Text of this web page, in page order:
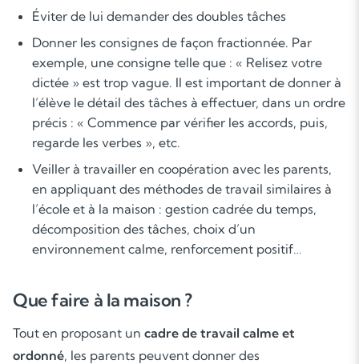
Éviter de lui demander des doubles tâches
Donner les consignes de façon fractionnée. Par
exemple, une consigne telle que : « Relisez votre
dictée » est trop vague. Il est important de donner à
l’élève le détail des tâches à effectuer, dans un ordre
précis : « Commence par vérifier les accords, puis,
regarde les verbes », etc.
Veiller à travailler en coopération avec les parents,
en appliquant des méthodes de travail similaires à
l’école et à la maison : gestion cadrée du temps,
décomposition des tâches, choix d’un
environnement calme, renforcement positif…
Que faire à la maison ?
Tout en proposant un cadre de travail calme et
ordonné, les parents peuvent donner des
Soutien scolaire
Cours de musique